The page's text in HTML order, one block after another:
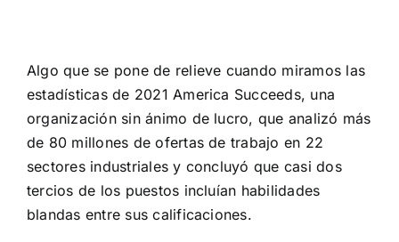
Algo que se pone de relieve cuando miramos las
estadísticas de 2021 America Succeeds, una
organización sin ánimo de lucro, que analizó más
de 80 millones de ofertas de trabajo en 22
sectores industriales y concluyó que casi dos
tercios de los puestos incluían habilidades
blandas entre sus calificaciones.